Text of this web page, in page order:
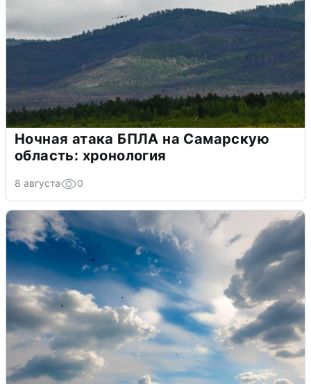
Ночная атака БПЛА на Самарскую
область: хронология
8 августа 0